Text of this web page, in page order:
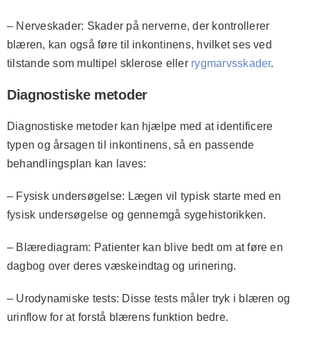
– Nerveskader: Skader på nerverne, der kontrollerer
blæren, kan også føre til inkontinens, hvilket ses ved
tilstande som multipel sklerose eller rygmarvsskader.
Diagnostiske metoder
Diagnostiske metoder kan hjælpe med at identificere
typen og årsagen til inkontinens, så en passende
behandlingsplan kan laves:
– Fysisk undersøgelse: Lægen vil typisk starte med en
fysisk undersøgelse og gennemgå sygehistorikken.
– Blærediagram: Patienter kan blive bedt om at føre en
dagbog over deres væskeindtag og urinering.
– Urodynamiske tests: Disse tests måler tryk i blæren og
urinflow for at forstå blærens funktion bedre.